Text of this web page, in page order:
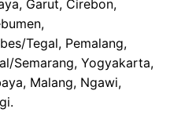
Garut, Cirebon,
Tegal, Pemalang,
Semarang, Yogyakarta,
Malang, Ngawi,